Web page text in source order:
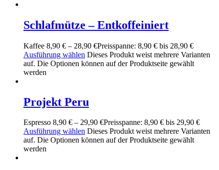
Schlafmütze – Entkoffeiniert
Kaffee 8,90 € – 28,90 €Preisspanne: 8,90 € bis 28,90 €
Ausführung wählen Dieses Produkt weist mehrere Varianten
auf. Die Optionen können auf der Produktseite gewählt
werden
Projekt Peru
Espresso 8,90 € – 29,90 €Preisspanne: 8,90 € bis 29,90 €
Ausführung wählen Dieses Produkt weist mehrere Varianten
auf. Die Optionen können auf der Produktseite gewählt
werden